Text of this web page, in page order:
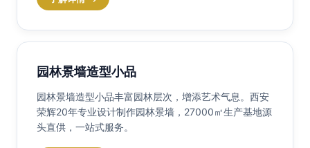
园林景墙造型小品
园林景墙造型小品丰富园林层次，增添艺术气息。西安
荣辉20年专业设计制作园林景墙，27000㎡生产基地源
头直供，一站式服务。